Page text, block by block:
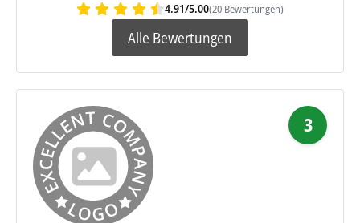
4.91/5.00(20 Bewertungen)
Alle Bewertungen
3